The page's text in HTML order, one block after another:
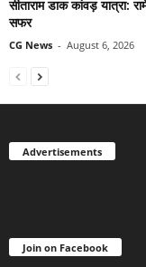
सीताराम डाक कांवड़ यात्रा:
सफर
CG News - August 6, 2026
Advertisements
Join on Facebook